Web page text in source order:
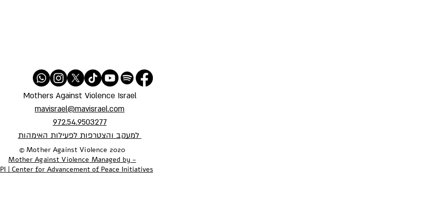
Mothers Against Violence Israel
mavisrael@mavisrael.com
972.54.9503277
למעקב והצטרפות לפעילות האימהות
​© Mother Against Violence 2020
Mother Against Violence Managed by -
| Center for Advancement of Peace Initiatives